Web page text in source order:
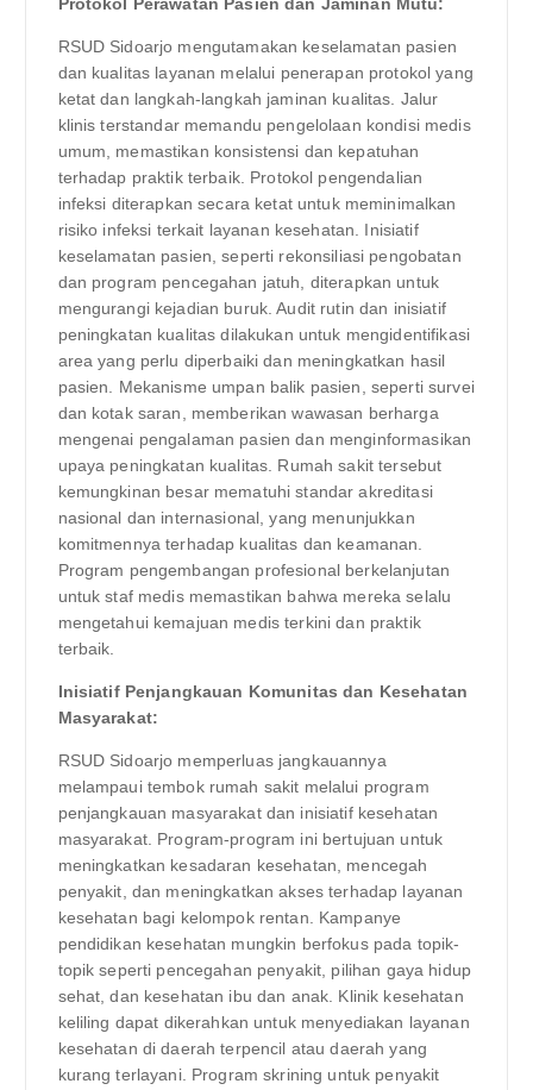
Protokol Perawatan Pasien dan Jaminan Mutu:
RSUD Sidoarjo mengutamakan keselamatan pasien
dan kualitas layanan melalui penerapan protokol yang
ketat dan langkah-langkah jaminan kualitas. Jalur
klinis terstandar memandu pengelolaan kondisi medis
umum, memastikan konsistensi dan kepatuhan
terhadap praktik terbaik. Protokol pengendalian
infeksi diterapkan secara ketat untuk meminimalkan
risiko infeksi terkait layanan kesehatan. Inisiatif
keselamatan pasien, seperti rekonsiliasi pengobatan
dan program pencegahan jatuh, diterapkan untuk
mengurangi kejadian buruk. Audit rutin dan inisiatif
peningkatan kualitas dilakukan untuk mengidentifikasi
area yang perlu diperbaiki dan meningkatkan hasil
pasien. Mekanisme umpan balik pasien, seperti survei
dan kotak saran, memberikan wawasan berharga
mengenai pengalaman pasien dan menginformasikan
upaya peningkatan kualitas. Rumah sakit tersebut
kemungkinan besar mematuhi standar akreditasi
nasional dan internasional, yang menunjukkan
komitmennya terhadap kualitas dan keamanan.
Program pengembangan profesional berkelanjutan
untuk staf medis memastikan bahwa mereka selalu
mengetahui kemajuan medis terkini dan praktik
terbaik.
Inisiatif Penjangkauan Komunitas dan Kesehatan
Masyarakat:
RSUD Sidoarjo memperluas jangkauannya
melampaui tembok rumah sakit melalui program
penjangkauan masyarakat dan inisiatif kesehatan
masyarakat. Program-program ini bertujuan untuk
meningkatkan kesadaran kesehatan, mencegah
penyakit, dan meningkatkan akses terhadap layanan
kesehatan bagi kelompok rentan. Kampanye
pendidikan kesehatan mungkin berfokus pada topik-
topik seperti pencegahan penyakit, pilihan gaya hidup
sehat, dan kesehatan ibu dan anak. Klinik kesehatan
keliling dapat dikerahkan untuk menyediakan layanan
kesehatan di daerah terpencil atau daerah yang
kurang terlayani. Program skrining untuk penyakit